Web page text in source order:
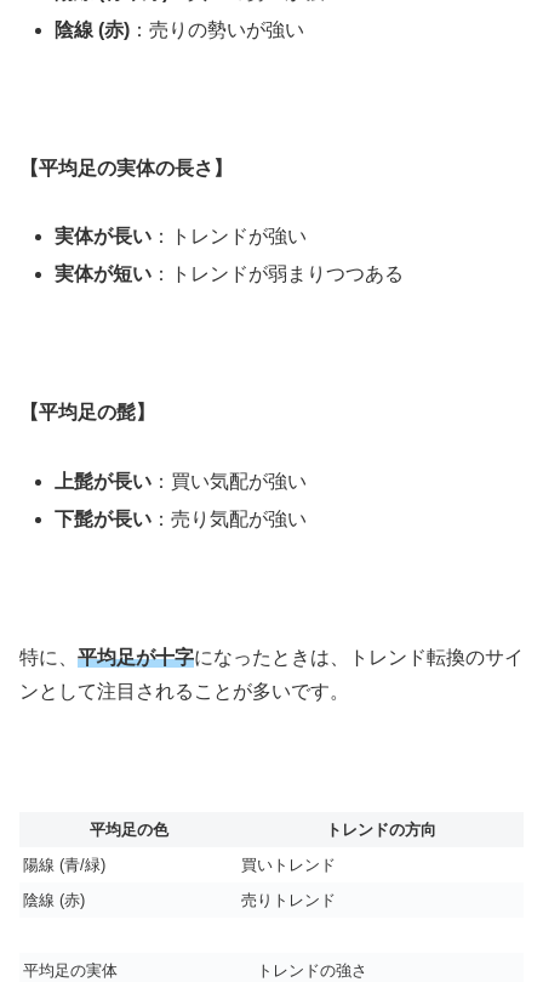
陰線 (赤) ：売りの勢いが強い
【平均足の実体の長さ】
実体が長い ：トレンドが強い
実体が短い ：トレンドが弱まりつつある
【平均足の髭】
上髭が長い ：買い気配が強い
下髭が長い ：売り気配が強い
特に、 平均足が十字になったときは、トレンド転換のサイ
ンとして注目されることが多いです。
平均足の色
トレンドの方向
陽線 (青/緑)
買いトレンド
陰線 (赤)
売りトレンド
平均足の実体
トレンドの強さ